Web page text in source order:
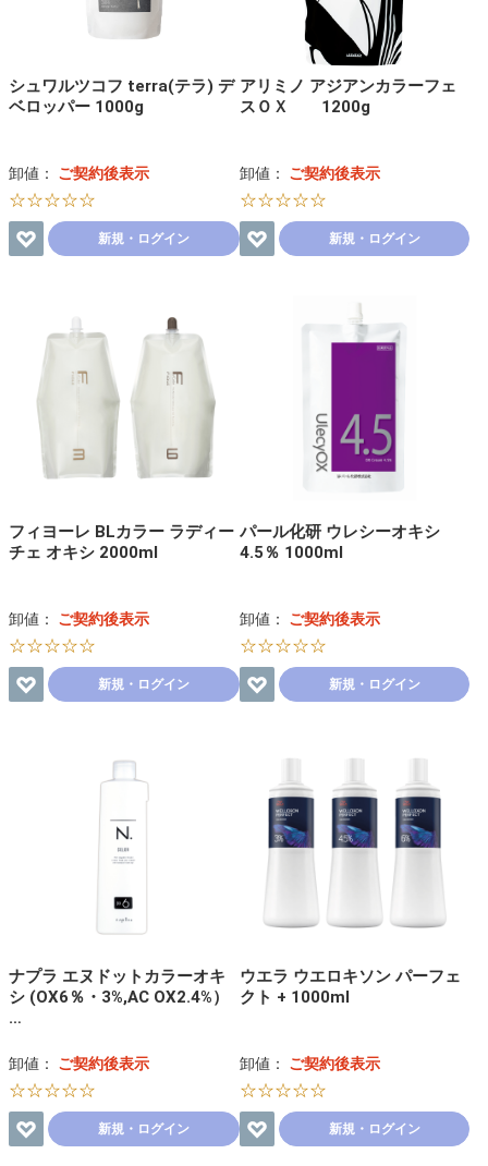
シュワルツコフ terra(テラ) デ
ベロッパー 1000g
卸値： ご契約後表示
☆☆☆☆☆
新規・ログイン
アリミノ アジアンカラーフェ
スＯＸ 1200g
卸値： ご契約後表示
☆☆☆☆☆
新規・ログイン
フィヨーレ BLカラー ラディー
チェ オキシ 2000ml
卸値： ご契約後表示
☆☆☆☆☆
新規・ログイン
パール化研 ウレシーオキシ
4.5％ 1000ml
卸値： ご契約後表示
☆☆☆☆☆
新規・ログイン
ナプラ エヌドットカラーオキ
シ (OX6％・3%,AC OX2.4%）
…
卸値： ご契約後表示
☆☆☆☆☆
新規・ログイン
ウエラ ウエロキソン パーフェ
クト + 1000ml
卸値： ご契約後表示
☆☆☆☆☆
新規・ログイン